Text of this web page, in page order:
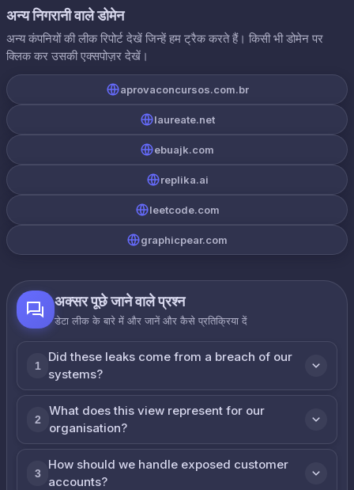
अन्य निगरानी वाले डोमेन
अन्य कंपनियों की लीक रिपोर्ट देखें जिन्हें हम ट्रैक करते हैं। किसी भी डोमेन पर
क्लिक कर उसकी एक्सपोज़र देखें।
aprovaconcursos.com.br
laureate.net
ebuajk.com
replika.ai
leetcode.com
graphicpear.com
अक्सर पूछे जाने वाले प्रश्न
डेटा लीक के बारे में और जानें और कैसे प्रतिक्रिया दें
1
Did these leaks come from a breach of our
systems?
2
What does this view represent for our
organisation?
3
How should we handle exposed customer
accounts?